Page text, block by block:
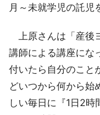
月～未就学児の託児
上原さんは「産後
講師による講座にな
付いたら自分のこと
どいつから何から始
しい毎日に『1日2